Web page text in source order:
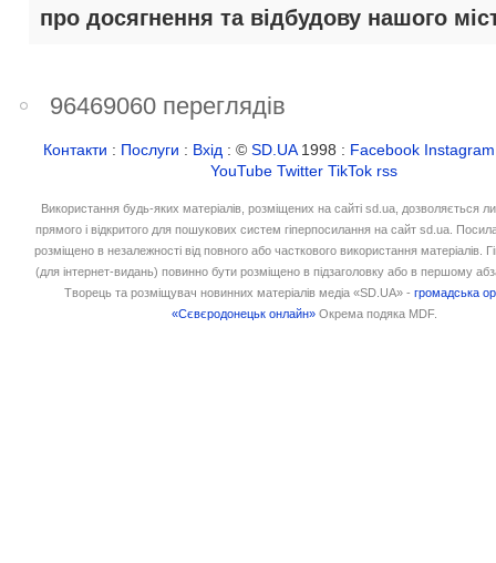
про досягнення та відбудову нашого
96469060 переглядів
Контакти : Послуги : Вхід : ©SD.UA1998 : Facebook Instagram
YouTube Twitter TikTok rss
Використання будь-яких матеріалів, розміщених на сайті sd.ua, дозволяється
прямого і відкритого для пошукових систем гіперпосилання на сайт sd.ua.
розміщено в незалежності від повного або часткового використання матеріалів.
(для інтернет-видань) повинно бути розміщено в підзаголовку або в першому
Творець та розміщувач новинних матеріалів медіа «SD.UA» -громадська
«Сєвєродонецьк онлайн» Окрема подяка MDF.